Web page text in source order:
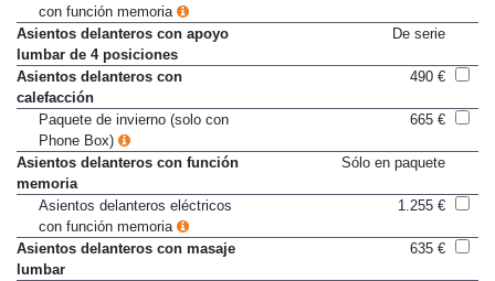
con función memoria
Asientos delanteros con apoyo
lumbar de 4 posiciones
De serie
Asientos delanteros con
calefacción
490 €
Paquete de invierno (solo con
Phone Box)
665 €
Asientos delanteros con función
memoria
Sólo en paquete
Asientos delanteros eléctricos
con función memoria
1.255 €
Asientos delanteros con masaje
lumbar
635 €